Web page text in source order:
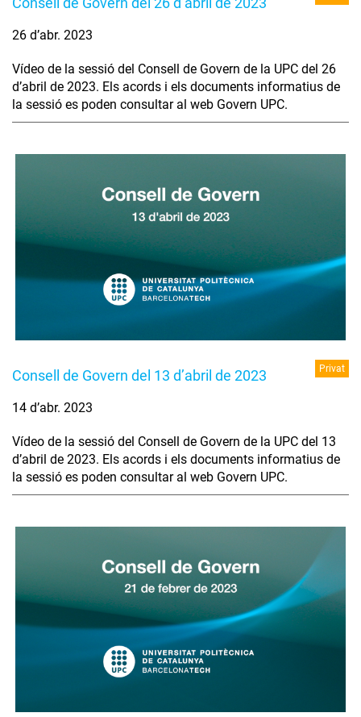
26 d’abr. 2023
Vídeo de la sessió del Consell de Govern de la UPC del 26
d’abril de 2023. Els acords i els documents informatius de
la sessió es poden consultar al web Govern UPC.
Consell de Govern del 13 d’abril de 2023 Privat
14 d’abr. 2023
Vídeo de la sessió del Consell de Govern de la UPC del 13
d’abril de 2023. Els acords i els documents informatius de
la sessió es poden consultar al web Govern UPC.